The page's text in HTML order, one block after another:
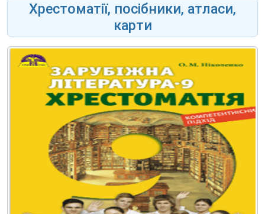
Хрестоматії, посібники, атласи,
карти